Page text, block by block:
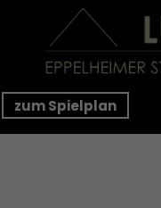
zum Spielplan